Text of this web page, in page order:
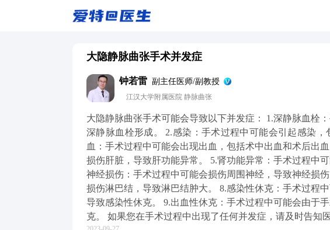
大隐静脉曲张手术并发症
钟若雷 副主任医师/副教授
江汉大学附属医院 静脉曲张
大隐静脉曲张手术可能会导致以下并发症： 1.深静脉血栓
深静脉血栓形成。 2.感染：手术过程中可能会引起感染
血：手术过程中可能会出现出血，包括术中出血和术后出
损伤肝脏，导致肝功能异常。 5.肾功能异常：手术过程中
神经损伤：手术过程中可能会损伤周围神经，导致神经损
损伤淋巴结，导致淋巴结肿大。 8.感染性休克：手术过程
导致感染性休克。 9.出血性休克：手术过程中可能会由于
克。 如果您在手术过程中出现了任何并发症，请及时告知